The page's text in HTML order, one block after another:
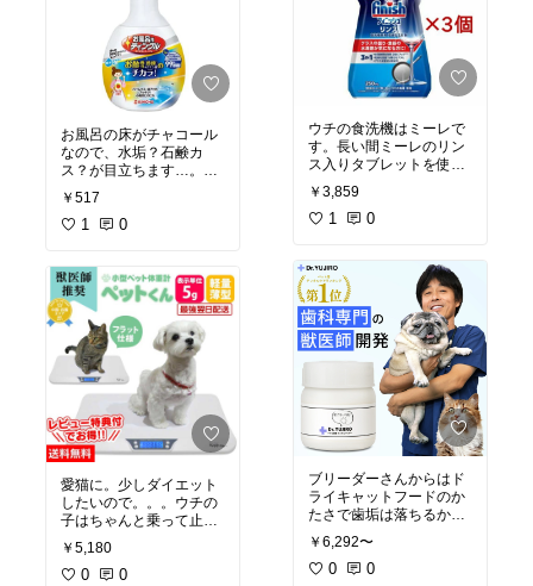
お風呂の床がチャコール
なので、水垢？石鹸カ
ス？が目立ちます…。
色々と使ってみたのです
が、こちらなかなか良い
です⭐︎ただ、こちら使用
バスクリーナーで仕上げ
ています。スクバブ劇泡
も石鹸カス落ち良いので
ダブルで！#お風呂用洗
剤#お風呂用ティンクル
楽天24
￥517
1 0
愛猫に。少しダイエット
したいので。。。ウチの
子はちゃんと乗って止ま
ってくれるので測りやす
いです。ただ立つ場所に
より少し体重が変わりま
￥5,180
0 0
いたこちらを久しぶりに
何気なく購入し使ってみ
たら…1回でも着色が薄
くなったような。3日
目、明らかに薄くなって
る！1週間もするとかな
り着色が落ちました‼️これ
なら気にならない。歯科
の言ってた事は何なん
だ…。歯がツルツルにな
るし、アパガードはリピ
#歯磨き粉#ステイン除去
ウチの食洗機はミーレで
す。長い間ミーレのリン
ス入りタブレットを使
用。純正リンスは使った
り使わなかったり。今回
こちら使ってみたら乾き
スより乾きが早く感じま
す。ミーレのリンスなし
タブレットだと食洗機使
用後食洗機の蓋を開けて
湿気を放出しないと水滴
多し、純正リンス使用時
も蓋開け必須。純正リン
スの代わりにフィニッシ
ュのリンスを使ったら、
使用後ほとんど乾いて
る！今後はこちらリピし
ます。
#ミーレ
nish
#フィニッシュ#楽天
24
￥3,859
1 0
ブリーダーさんからはド
ライキャットフードのか
たさで歯垢は落ちるから
歯磨きしないで大丈夫と
聞いていましたが、5歳
の愛猫の奥歯にピンクの
￥6,292〜
0 0